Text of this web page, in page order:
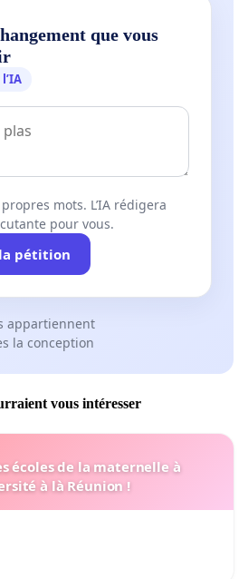
que vous
mots. L’IA rédigera
pour vous.
pétition
appartiennent
la conception
vous intéresser
écoles de la maternelle à
l’université à là Réunion !